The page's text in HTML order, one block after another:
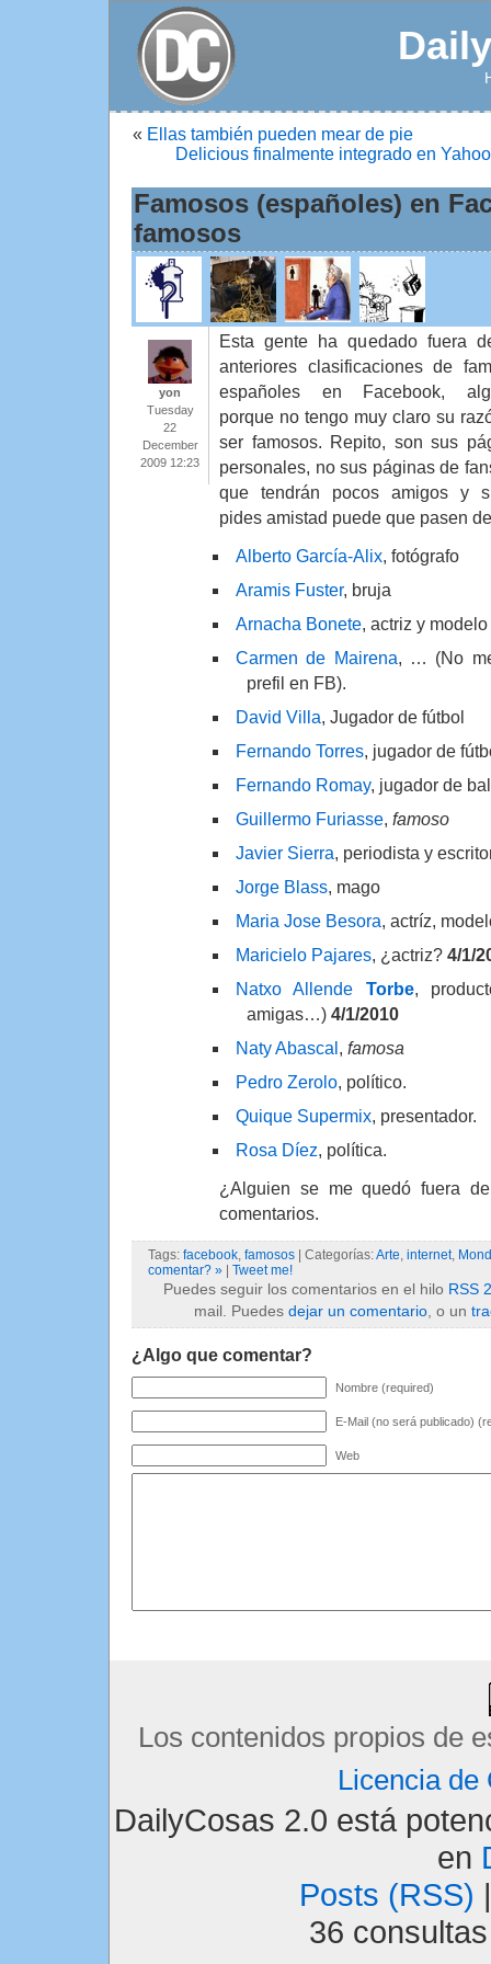
« Ellas también pueden mear de pie
Delicious finalmente integrado en
Famosos (españoles) en
famosos
yon
Tuesday
22
December
2009 12:23
Esta gente ha quedado fuera
anteriores clasificaciones de
españoles en Facebook,
porque no tengo muy claro su
ser famosos. Repito, son sus
personales, no sus páginas de
que tendrán pocos amigos y
pides amistad puede que pasen
Alberto García-Alix, fotógrafo
Aramis Fuster, bruja
Arnacha Bonete, actriz y
Carmen de Mairena, … (No
prefil en FB).
David Villa, Jugador de fútbol
Fernando Torres, jugador de
Fernando Romay, jugador de
Guillermo Furiasse, famoso
Javier Sierra, periodista y
Jorge Blass, mago
Maria Jose Besora, actríz,
Maricielo Pajares, ¿actriz? 4/1/
Natxo Allende Torbe,
amigas…) 4/1/2010
Naty Abascal , famosa
Pedro Zerolo, político.
Quique Supermix, presentador.
Rosa Díez, política.
¿Alguien se me quedó fuera
comentarios.
Tags: facebook famosos | Categorías:Arte internet,
comentar? » | Tweet me!
Puedes seguir los comentarios en el hilo RSS
mail. Puedes dejar un comentario , o un
¿Algo que comentar?
Nombre (required)
E-Mail (no será publicado)
Web
Los contenidos propios de
Licencia de
DailyCosas 2.0 está
en
Posts (RSS)
36